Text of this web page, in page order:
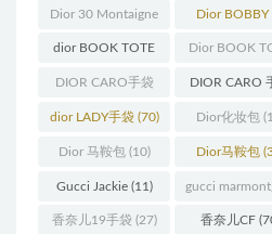
(13) (10)
Dior 30 Montaigne
蒙田(31)
Dior BOBBY
dior BOOK TOTE
(12)
Dior BOOK
手袋(163)
DIOR CARO手袋
(11)
DIOR CARO
(31)
dior LADY手袋(70) Dior化妆包
Dior 马鞍包(10) Dior马鞍包
Gucci Jackie(11) gucci marmont
(19)
香奈儿19手袋 (27) 香奈儿CF